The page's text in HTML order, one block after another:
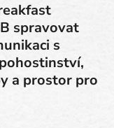
spravovat
s
a prostor pro